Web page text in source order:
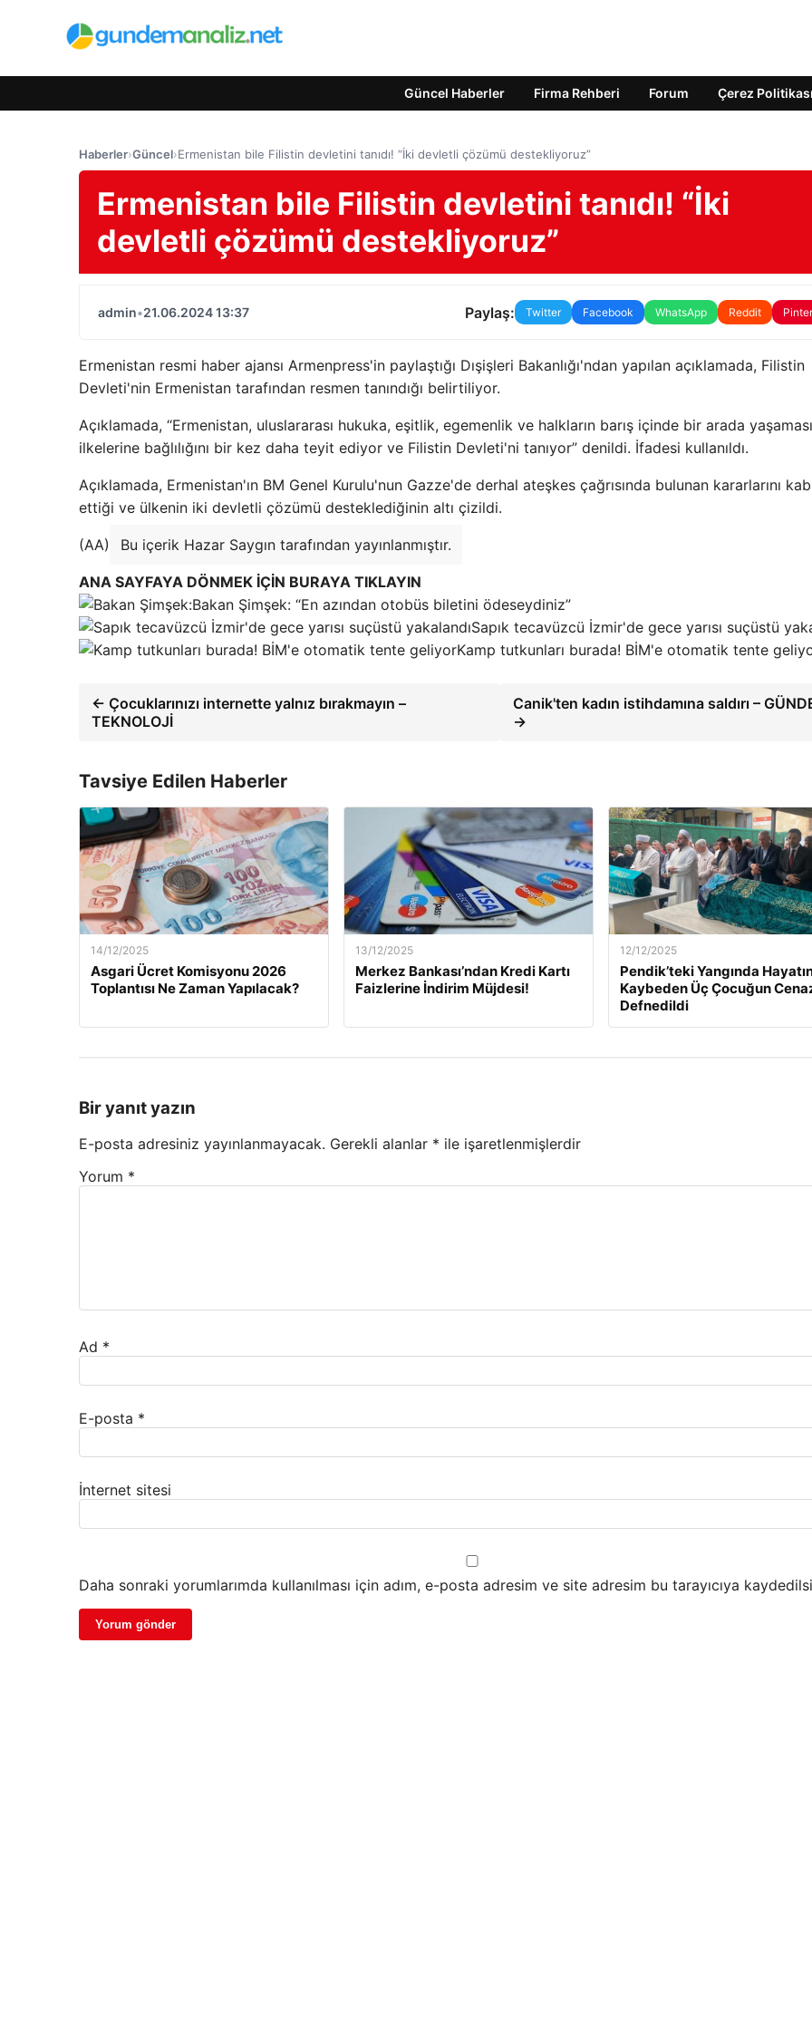
Güncel Haberler Firma Rehberi Forum Çerez Politikası
Haberler›Güncel›Ermenistan bile Filistin devletini tanıdı! “İki devletli çözümü destekliyoruz”
Ermenistan bile Filistin devletini tanıdı! “İki
devletli çözümü destekliyoruz”
admin•21.06.2024 13:37 Paylaş: Twitter Facebook WhatsApp Reddit
Ermenistan resmi haber ajansı Armenpress'in paylaştığı Dışişleri Bakanlığı'ndan yapılan açıklamada, Filistin
Devleti'nin Ermenistan tarafından resmen tanındığı belirtiliyor.
Açıklamada, “Ermenistan, uluslararası hukuka, eşitlik, egemenlik ve halkların barış içinde bir arada yaşaması
ilkelerine bağlılığını bir kez daha teyit ediyor ve Filistin Devleti'ni tanıyor” denildi. İfadesi kullanıldı.
Açıklamada, Ermenistan'ın BM Genel Kurulu'nun Gazze'de derhal ateşkes çağrısında bulunan kararlarını
ettiği ve ülkenin iki devletli çözümü desteklediğinin altı çizildi.
(AA) Bu içerik Hazar Saygın tarafından yayınlanmıştır.
ANA SAYFAYA DÖNMEK İÇİN BURAYA TIKLAYIN
Bakan Şimşek: “En azından otobüs biletini ödeseydiniz”
Sapık tecavüzcü İzmir'de gece yarısı suçüstü
Kamp tutkunları burada! BİM'e otomatik tente
← Çocuklarınızı internette yalnız bırakmayın –
TEKNOLOJİ
Canik'ten kadın istihdamına saldırı –
→
Tavsiye Edilen Haberler
14/12/2025
Asgari Ücret Komisyonu 2026
Toplantısı Ne Zaman Yapılacak?
13/12/2025
Merkez Bankası’ndan Kredi Kartı
Faizlerine İndirim Müjdesi!
12/12/2025
Pendik’teki Yangında
Kaybeden Üç Çocuğun
Defnedildi
Bir yanıt yazın
E-posta adresiniz yayınlanmayacak. Gerekli alanlar * ile işaretlenmişlerdir
Yorum *
Ad *
E-posta *
İnternet sitesi
Daha sonraki yorumlarımda kullanılması için adım, e-posta adresim ve site adresim bu tarayıcıya